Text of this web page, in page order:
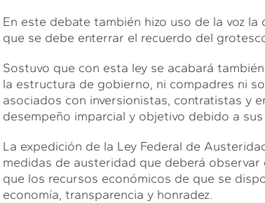
En este debate también hizo uso de la voz
que se debe enterrar el recuerdo del
Sostuvo que con esta ley se acabará
la estructura de gobierno, ni compadres ni
asociados con inversionistas, contratistas y
desempeño imparcial y objetivo debido a
La expedición de la Ley Federal de
medidas de austeridad que deberá
que los recursos económicos de que se
economía, transparencia y honradez.